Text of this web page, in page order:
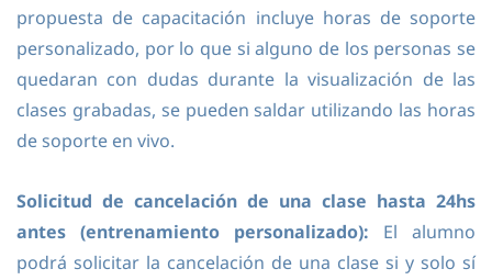
propuesta de capacitación incluye horas de soporte
personalizado, por lo que si alguno de los personas se
quedaran con dudas durante la visualización de las
clases grabadas, se pueden saldar utilizando las horas
de soporte en vivo.
Solicitud de cancelación de una clase hasta 24hs
antes (entrenamiento personalizado): El alumno
podrá solicitar la cancelación de una clase si y solo sí